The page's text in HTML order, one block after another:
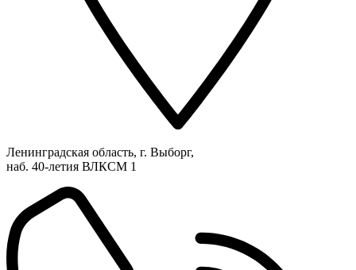
Ленинградская область, г. Выборг,
наб. 40-летия ВЛКСМ 1